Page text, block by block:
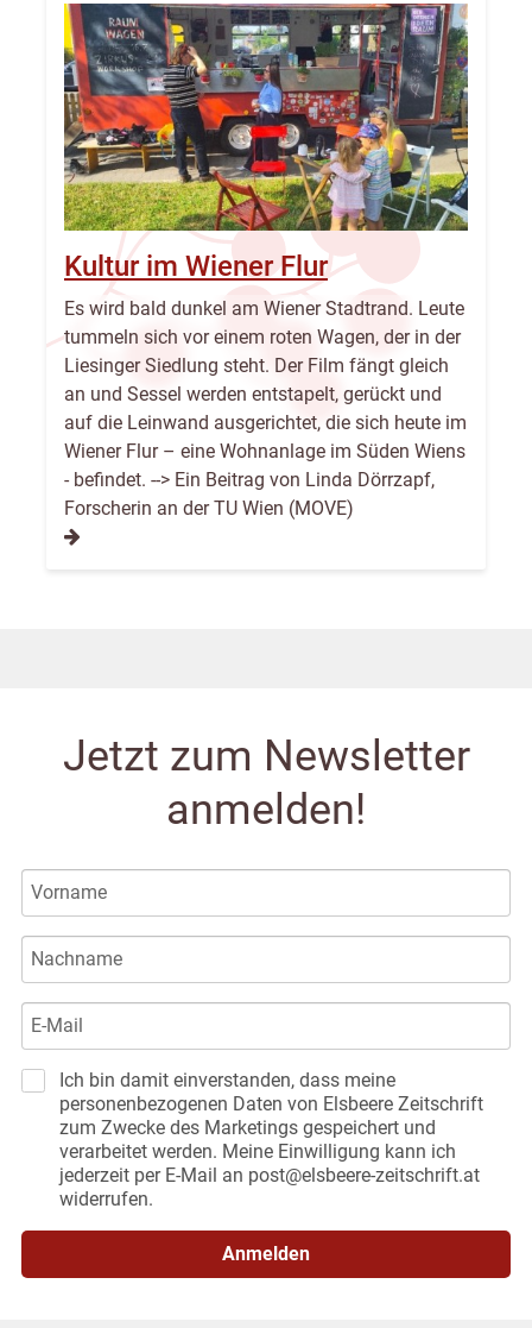
Kultur im Wiener Flur
Es wird bald dunkel am Wiener Stadtrand. Leute
tummeln sich vor einem roten Wagen, der in der
Liesinger Siedlung steht. Der Film fängt gleich
an und Sessel werden entstapelt, gerückt und
auf die Leinwand ausgerichtet, die sich heute im
Wiener Flur – eine Wohnanlage im Süden Wiens
- befindet. --> Ein Beitrag von Linda Dörrzapf,
Forscherin an der TU Wien (MOVE)
Jetzt zum Newsletter
anmelden!
Ich bin damit einverstanden, dass meine
personenbezogenen Daten von Elsbeere Zeitschrift
zum Zwecke des Marketings gespeichert und
verarbeitet werden. Meine Einwilligung kann ich
jederzeit per E-Mail an post@elsbeere-zeitschrift.at
widerrufen.
Anmelden